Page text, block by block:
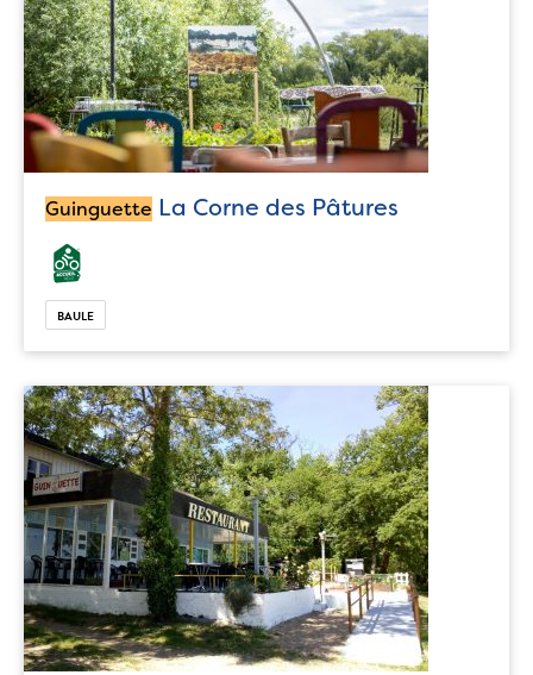
Guinguette La Corne des Pâtures
BAULE